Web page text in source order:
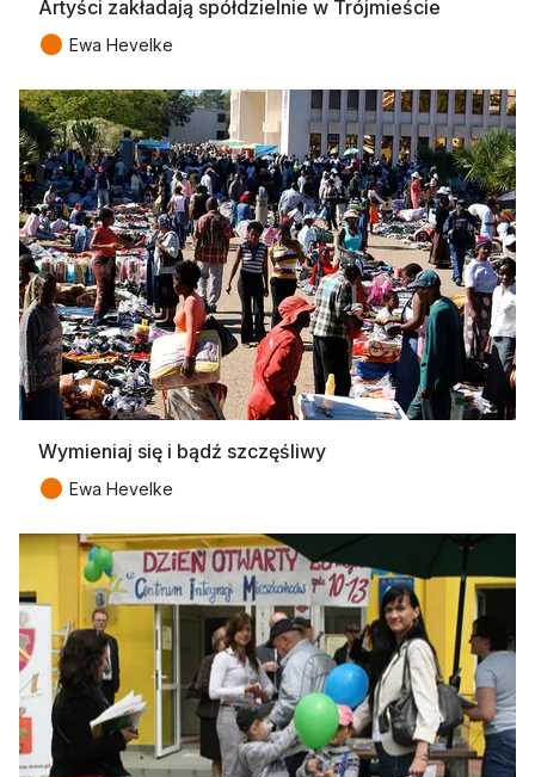
Artyści zakładają spółdzielnie w Trójmieście
● Ewa Hevelke
Wymieniaj się i bądź szczęśliwy
● Ewa Hevelke